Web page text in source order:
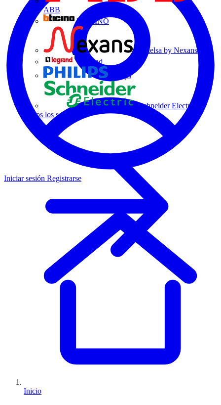
ABB
BTICINO
Centelsa by Nexans
Legrand
Philips
Schneider Electric
Todos los socios
Iniciar sesión Registrarse
Inicio